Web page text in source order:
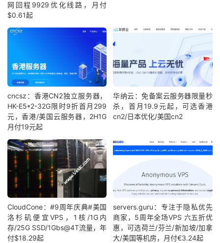
网回程9929优化线路，月付
$0.61起
cncsz：香港CN2独立服务器，
HK-E5*2-32G限时9折首月299
元，香港/美国云服务器，2H1G
月付19元起
华纳云：免备案云服务器限量秒
杀，首月19.9元起，可选香港
cn2/日本优化/美国cn2
CloudCone：#9周年庆典#美国
洛杉矶便宜VPS，1核/1G内
存/25G SSD/1Gbs@4T流量，年
付$18.29起
servers.guru：专注于隐私优先
商家，5周年全场VPS 六五折优
惠，可选荷兰/芬兰/新加坡/加拿
大/美国等机房，月付€3.24起